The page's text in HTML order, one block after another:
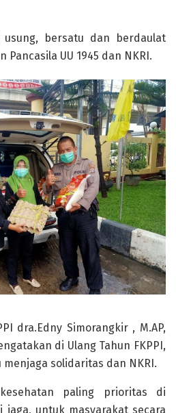
bersatu dan berdaulat
UU 1945 dan NKRI.
dra.Edny Simorangkir , M.AP,
di Ulang Tahun FKPPI,
solidaritas dan NKRI.
paling prioritas di
jaga, untuk masyarakat secara